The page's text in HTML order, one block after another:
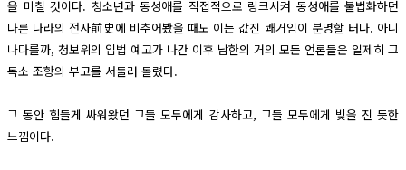
을 미칠 것이다. 청소년과 동성애를 직접적으로 링크시켜 동성애를 불법화하던
다른 나라의 전사前史에 비추어봤을 때도 이는 값진 쾌거임이 분명할 터다. 아니
나다를까, 청보위의 입법 예고가 나간 이후 남한의 거의 모든 언론들은 일제히 그
독소 조항의 부고를 서둘러 돌렸다.
그 동안 힘들게 싸워왔던 그들 모두에게 감사하고, 그들 모두에게 빚을 진 듯한
느낌이다.